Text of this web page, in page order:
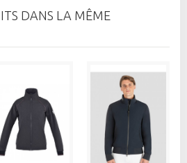
DANS LA MÊME